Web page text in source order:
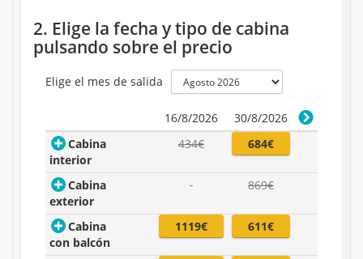
2. Elige la fecha y tipo de cabina
pulsando sobre el precio
Elige el mes de salida
16/8/2026
30/8/2026
Cabina
interior
434€ 684€
Cabina
exterior
869€
Cabina
con balcón
1119€ 611€